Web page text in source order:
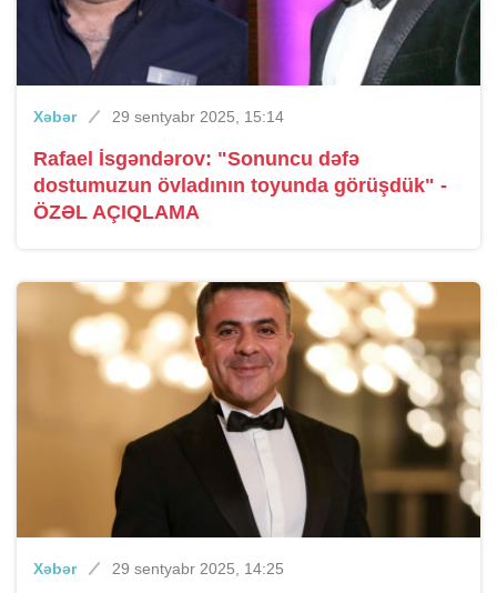
Xəbər 29 sentyabr 2025, 15:14
Rafael İsgəndərov: "Sonuncu dəfə
dostumuzun övladının toyunda görüşdük" -
ÖZƏL AÇIQLAMA
Xəbər 29 sentyabr 2025, 14:25